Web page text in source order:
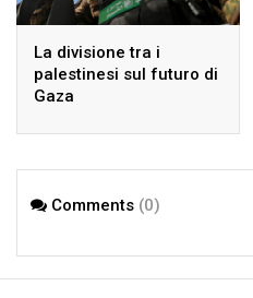
La divisione tra i
palestinesi sul futuro di
Gaza
Comments (0)